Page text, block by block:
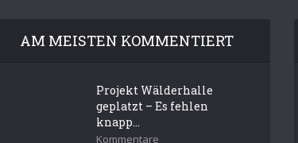
AM MEISTEN KOMMENTIERT
Projekt Wälderhalle
geplatzt – Es fehlen
knapp...
Kommentare